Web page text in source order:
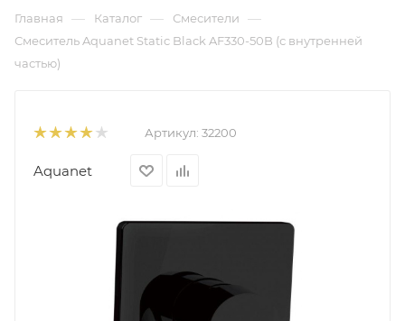
Главная — Каталог — Смесители —
Смеситель Aquanet Static Black AF330-50B (с внутренней
частью)
Артикул: 32200
Aquanet